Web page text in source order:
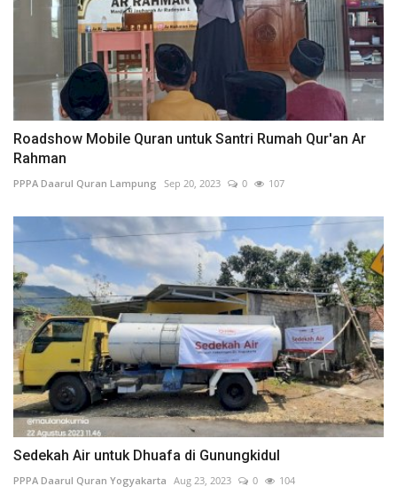
Roadshow Mobile Quran untuk Santri Rumah Qur'an Ar
Rahman
PPPA Daarul Quran Lampung Sep 20, 2023 0 107
Sedekah Air untuk Dhuafa di Gunungkidul
PPPA Daarul Quran Yogyakarta Aug 23, 2023 0 104